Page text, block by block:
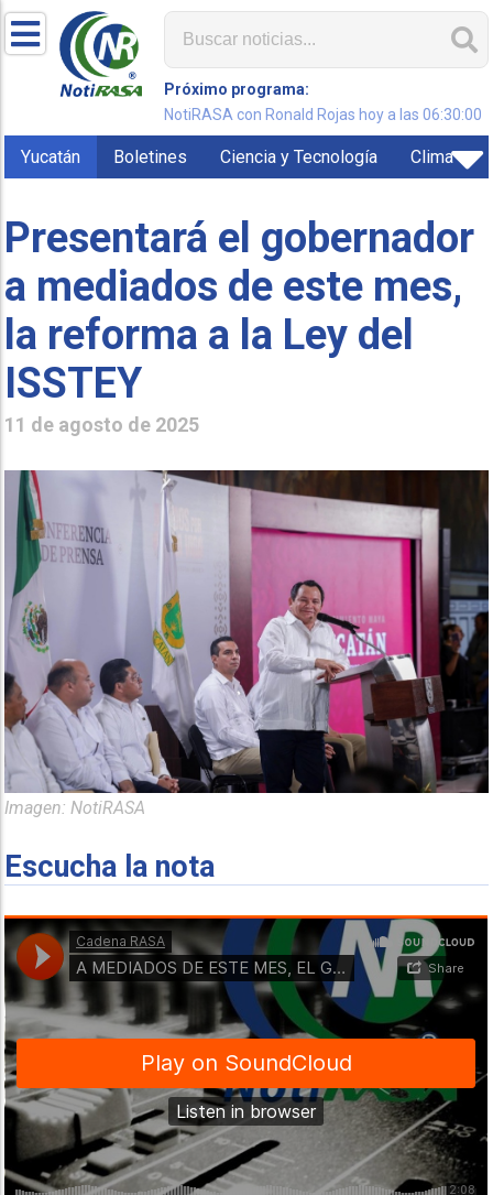
Próximo programa:
NotiRASA con Ronald Rojas hoy a las 06:30:00
Yucatán Boletines Ciencia y Tecnología Clima
Presentará el gobernador
a mediados de este mes,
la reforma a la Ley del
ISSTEY
11 de agosto de 2025
Imagen: NotiRASA
Escucha la nota